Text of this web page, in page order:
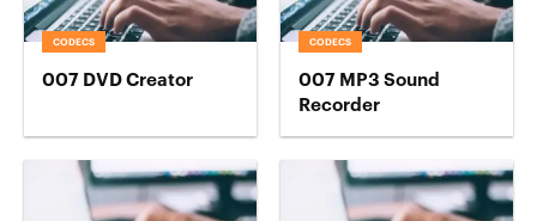
CODECS
007 DVD Creator
CODECS
007 MP3 Sound
Recorder